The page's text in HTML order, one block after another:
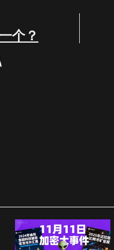
个？